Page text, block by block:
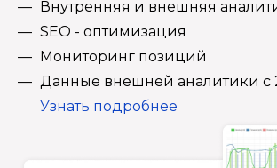
Внутренняя и внешняя
SEO - оптимизация
Мониторинг позиций
Данные внешней аналитики с
Узнать подробнее